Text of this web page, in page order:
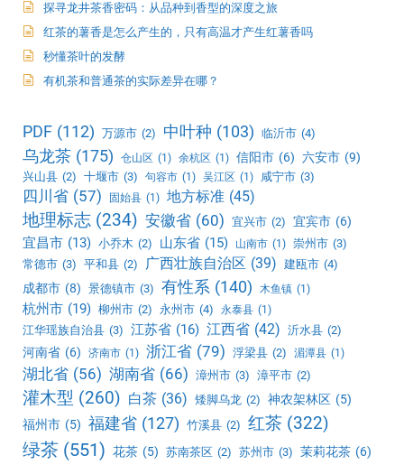
探寻龙井茶香密码：从品种到香型的深度之旅
红茶的薯香是怎么产生的，只有高温才产生红薯香吗
秒懂茶叶的发酵
有机茶和普通茶的实际差异在哪？
PDF (112) 万源市 (2) 中叶种 (103) 临沂市 (4)
乌龙茶 (175) 仓山区 (1) 余杭区 (1) 信阳市 (6) 六安市 (9)
兴山县 (2) 十堰市 (3) 句容市 (1) 吴江区 (1) 咸宁市 (3)
四川省 (57) 固始县 (1) 地方标准 (45)
地理标志 (234) 安徽省 (60) 宜兴市 (2) 宜宾市 (6)
宜昌市 (13) 小乔木 (2) 山东省 (15) 山南市 (1) 崇州市 (3)
常德市 (3) 平和县 (2) 广西壮族自治区 (39) 建瓯市 (4)
成都市 (8) 景德镇市 (3) 有性系 (140) 木鱼镇 (1)
杭州市 (19) 柳州市 (2) 永州市 (4) 永泰县 (1)
江华瑶族自治县 (3) 江苏省 (16) 江西省 (42) 沂水县 (2)
河南省 (6) 济南市 (1) 浙江省 (79) 浮梁县 (2) 湄潭县 (1)
湖北省 (56) 湖南省 (66) 漳州市 (3) 漳平市 (2)
灌木型 (260) 白茶 (36) 矮脚乌龙 (2) 神农架林区 (5)
福州市 (5) 福建省 (127) 竹溪县 (2) 红茶 (322)
绿茶 (551) 花茶 (5) 苏南茶区 (2) 苏州市 (3) 茉莉花茶 (6)